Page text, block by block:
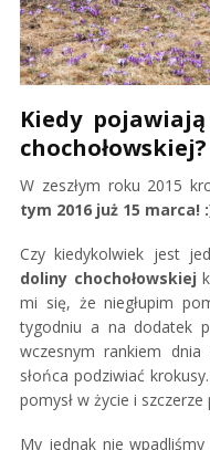
Kiedy
chochołowskiej?
W zeszłym roku 2015
tym 2016 już 15 marca!
Czy kiedykolwiek jest
doliny chochołowskiej
mi się, że niegłupim
tygodniu a na dodatek
wczesnym rankiem
słońca podziwiać
pomysł w życie i szczerze
My jednak nie